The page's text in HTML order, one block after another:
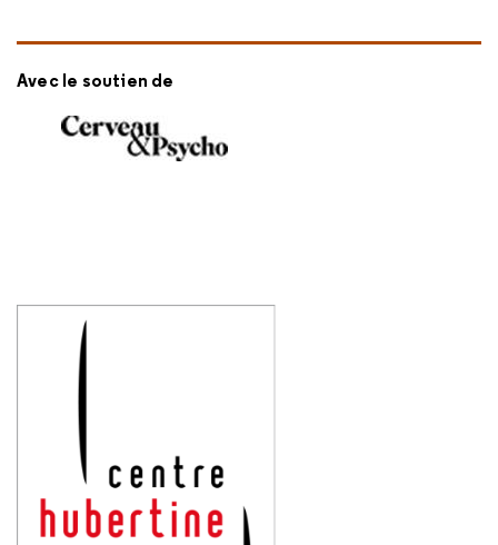
Avec le soutien de